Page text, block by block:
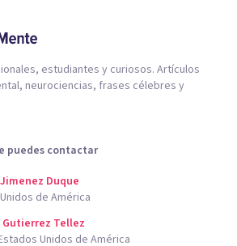
estudiantes y curiosos. Artículos
neurociencias, frases célebres y
puedes contactar
Duque
de América
Gutierrez Tellez
Unidos de América